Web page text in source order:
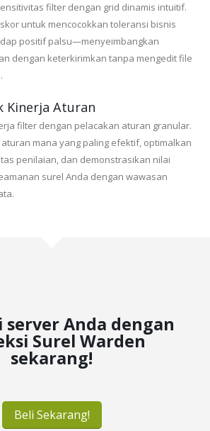
filter dengan grid dinamis intuitif.
untuk mencocokkan toleransi bisnis
positif palsu—menyeimbangkan
dengan keterkirimkan tanpa mengedit file
Kinerja Aturan
filter dengan pelacakan aturan granular.
mana yang paling efektif, optimalkan
penilaian, dan demonstrasikan nilai
surel Anda dengan wawasan
Anda dengan
Surel Warden
sekarang!
Beli Sekarang!